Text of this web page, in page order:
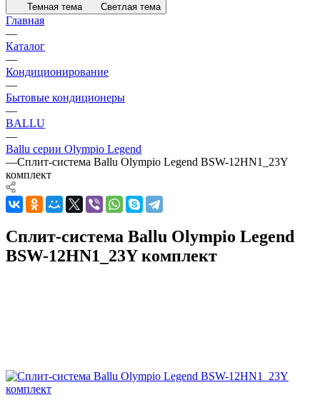
Темная тема Светлая тема
Главная
—
Каталог
—
Кондиционирование
—
Бытовые кондиционеры
—
BALLU
—
Ballu серии Olympio Legend
—Сплит-система Ballu Olympio Legend BSW-12HN1_23Y
комплект
Сплит-система Ballu Olympio Legend
BSW-12HN1_23Y комплект